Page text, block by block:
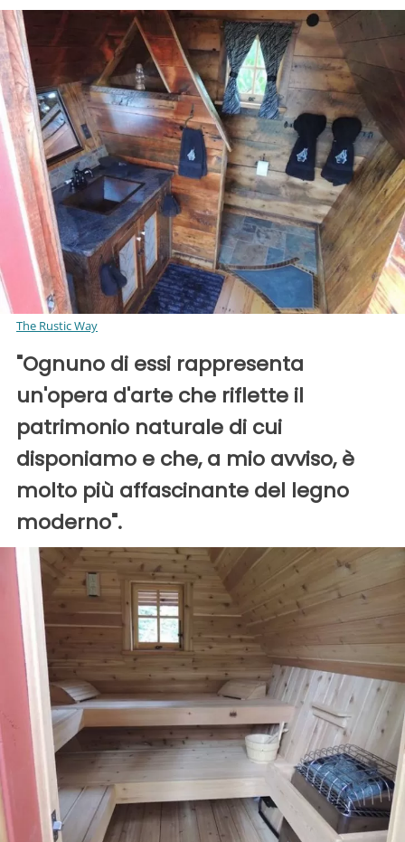
The Rustic Way
"Ognuno di essi rappresenta
un'opera d'arte che riflette il
patrimonio naturale di cui
disponiamo e che, a mio avviso, è
molto più affascinante del legno
moderno".